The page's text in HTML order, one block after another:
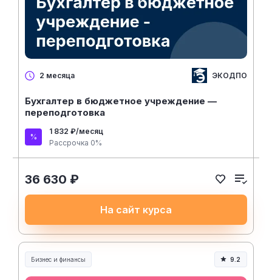
2 месяца ЭКОДПО
Бухгалтер в бюджетное учреждение —
переподготовка
1 832 ₽/месяц
Рассрочка 0%
36 630 ₽
На сайт курса
Бизнес и финансы 9.2